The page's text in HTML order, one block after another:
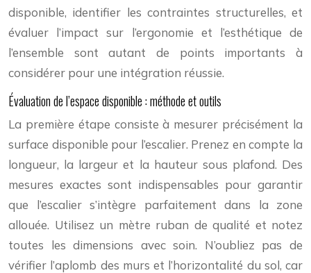
disponible, identifier les contraintes structurelles, et
évaluer l’impact sur l’ergonomie et l’esthétique de
l’ensemble sont autant de points importants à
considérer pour une intégration réussie.
Évaluation de l’espace disponible : méthode et outils
La première étape consiste à mesurer précisément la
surface disponible pour l’escalier. Prenez en compte la
longueur, la largeur et la hauteur sous plafond. Des
mesures exactes sont indispensables pour garantir
que l’escalier s’intègre parfaitement dans la zone
allouée. Utilisez un mètre ruban de qualité et notez
toutes les dimensions avec soin. N’oubliez pas de
vérifier l’aplomb des murs et l’horizontalité du sol, car